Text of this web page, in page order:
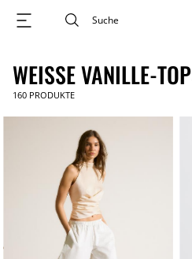
WEISSE VANILLE-TOPS
160 PRODUKTE